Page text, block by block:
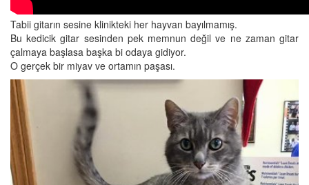
Tabii gitarın sesine klinikteki her hayvan bayılmamış.
Bu kedicik gitar sesinden pek memnun değil ve ne zaman gitar
çalmaya başlasa başka bi odaya gidiyor.
O gerçek bir miyav ve ortamın paşası.